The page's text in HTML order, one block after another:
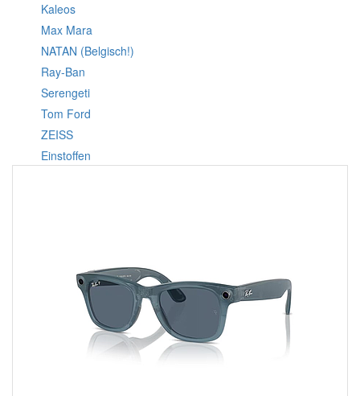
Kaleos
Max Mara
NATAN (Belgisch!)
Ray-Ban
Serengeti
Tom Ford
ZEISS
Einstoffen